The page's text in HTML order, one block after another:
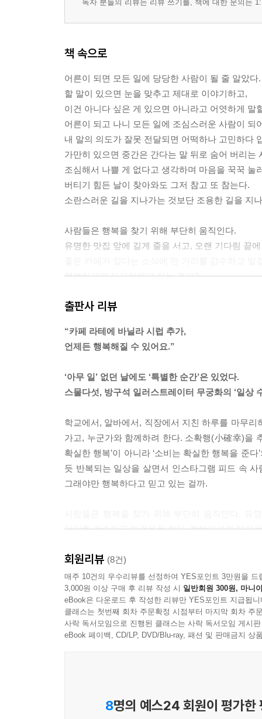
독자 분들의 리뷰는 리뷰 쓰기를, 책에 대한 문의는
책 속으로
어른이 되면 모든 일에 당당한 사람이 될 줄 알았다.
할 말이 있으면 눈을 맞추고 제대로 이야기하고,
이건 아니다 싶은 게 있으면 아니라고 어엿하게 말
어른이 되고 나니 모든 일에 조심스러운 사람이 되
내 말의 의도가 잘못 전달되면 어떡하나 고민하다
가만히 있으면 중간은 간다는 말 뒤로 숨어 버리는
조심해서 나쁠 게 없다고 생각하며 마음을 꾹꾹 눌
버티기 힘든 날이 찾아와도 그저 참고 또 참는다.
소란스러운 길을 지나가는 것보단 조용한 길을 지
사람들은 행복을 찾기 위해 부단히 움직인다.
유명한 맛집 앞에 길게 줄을 서고, 오랜 기다림 끝
행복하려면 부지런해야 하는 걸까?
부지런하지 못한 나는 행복을 얻으려면 집 밖에 나
가만히 있는 시간이 주는 행복을 누리는 것이다.
매일 숨 가쁘게 보내다 마주하는 이 시간은 생각보
눈꺼풀이 조금씩 아래로 내려오면 그냥 그대로 눈
그저 주어진 여유를 누리는 것이다.
바깥을 부지런히 돌아다니면 알 수 없는 행복이다.
그렇게 가만히 누워 있다 보면 멀리 여행을 떠나지
특별한 계획이나 약속이 없어도 행복할 수 있다는
일상에서 벗어나려고 비행기를 타는 사람들을 부
내 방 창문 밖의 아름다운 하늘이 주는 행복도 그에
그동안 나는 빵보다는 밥이고, 한국인은 밥심으로
밥 애호가로 살아왔다.
하지만 지금은 그 세월이 무색하게 집 밖을 나서면,
빵을 탐색하는 사람이 되었다.
요즘은 동네마다 특별한 맛을 자랑하는 빵집도 많
시작하면서 알게 된 빵의 맛.
출판사 리뷰
“카페 라테에 바닐라 시럽 추가,
언제든 행복해질 수 있어요.”
‘아무 일’ 없던 날에도 ‘특별한 순간’은 있었다.
스물다섯, 방구석 일러스트레이터 무궁화의 ‘일상
학교에서, 알바에서, 직장에서 지친 하루를 마무
가고, 누군가와 함께하려 한다. 소확행(小確幸)을
확실한 행복’이 아니라 ‘소비는 확실한 행복을 준
듯 반복되는 일상을 살면서 인스타그램 피드 속
그래야만 행복하다고 믿고 있는 걸까.
거리를 감수하고 발걸음을 한다. 행복하려면 부지
부지런하지 못한 나는 행복을 얻으려면 집 밖에
행복을 누리는 것이다.
매일 숨 가쁘게 보내다 마주하는 이 시간은 생각보
커튼 사이로 들어오는 햇살이 나른해 눈꺼풀이 조
- 38~39쪽, 「16 가만히 있어도 좋아」
사람들이 가장 깊은 사랑을 표했던 그림을 고르
회원리뷰 (8건)
매주 10건의 우수리뷰를 선정하여 YES포인트 3만원을 드
3,000원 이상 구매 후 리뷰 작성 시 일반회원 300원, 마니
eBook은 다운로드 후 작성한 리뷰만 YES포인트 지급됩니
클래스는 첫번째 회차 주문확정 시점부터 마지막 회차 주
사락 독서모임으로 진행된 클래스는 사락 독서모임 게시
eBook 페이백, CD/LP, DVD/Blu-ray, 패션 및 판매금지 상
8명의 예스24 회원이 평가한